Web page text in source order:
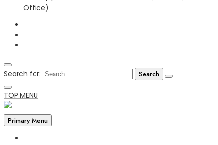
Office)
Search for:
TOP MENU
Primary Menu